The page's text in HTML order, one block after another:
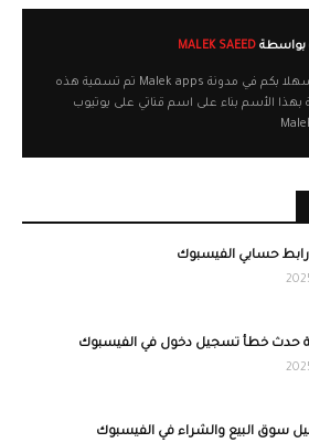
بواسطة
أهلا وسهلا بكم في مدونة Malek apps تم تسمية هذه
بهذا الأسم بناء على اسم قناتي على يوتيوب
حسابي الفيسبوك
حدث خطأ تسجيل دخول في الفيسبوك
سوق البيع والشراء في الفيسبوك